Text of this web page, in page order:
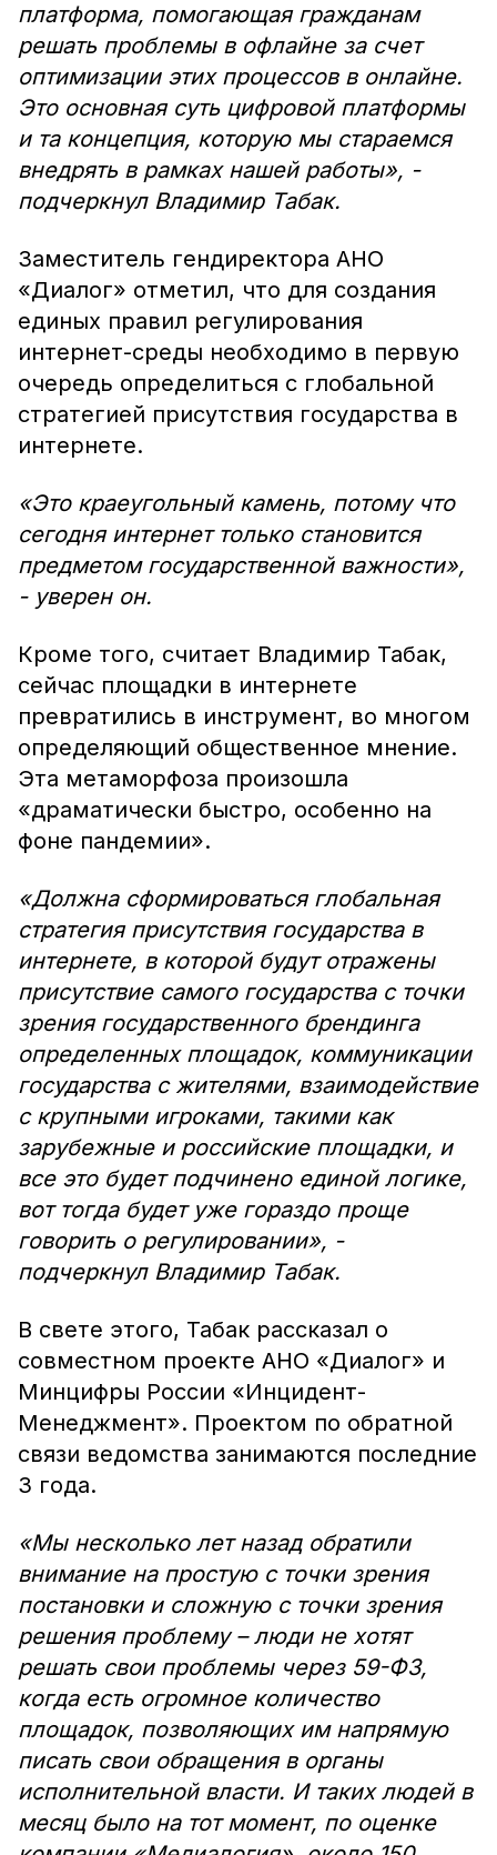
платформа, помогающая гражданам
решать проблемы в офлайне за счет
оптимизации этих процессов в онлайне.
Это основная суть цифровой платформы
и та концепция, которую мы стараемся
внедрять в рамках нашей работы», -
подчеркнул Владимир Табак.
Заместитель гендиректора АНО
«Диалог» отметил, что для создания
единых правил регулирования
интернет-среды необходимо в первую
очередь определиться с глобальной
стратегией присутствия государства в
интернете.
«Это краеугольный камень, потому что
сегодня интернет только становится
предметом государственной важности»,
- уверен он.
Кроме того, считает Владимир Табак,
сейчас площадки в интернете
превратились в инструмент, во многом
определяющий общественное мнение.
Эта метаморфоза произошла
«драматически быстро, особенно на
фоне пандемии».
«Должна сформироваться глобальная
стратегия присутствия государства в
интернете, в которой будут отражены
присутствие самого государства с точки
зрения государственного брендинга
определенных площадок, коммуникации
государства с жителями, взаимодействие
с крупными игроками, такими как
зарубежные и российские площадки, и
все это будет подчинено единой логике,
вот тогда будет уже гораздо проще
говорить о регулировании», -
подчеркнул Владимир Табак.
В свете этого, Табак рассказал о
совместном проекте АНО «Диалог» и
Минцифры России «Инцидент-
Менеджмент». Проектом по обратной
связи ведомства занимаются последние
3 года.
«Мы несколько лет назад обратили
внимание на простую с точки зрения
постановки и сложную с точки зрения
решения проблему – люди не хотят
решать свои проблемы через 59-ФЗ,
когда есть огромное количество
площадок, позволяющих им напрямую
писать свои обращения в органы
исполнительной власти. И таких людей в
месяц было на тот момент, по оценке